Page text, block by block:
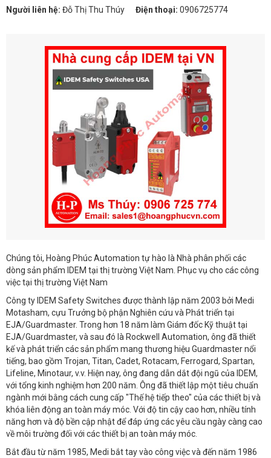
Người liên hệ: Đỗ Thị Thu Thúy Điện thoại: 0906725774
Chúng tôi, Hoàng Phúc Automation tự hào là Nhà phân phối các
dòng sản phẩm IDEM tại thị trường Việt Nam. Phục vụ cho các công
việc tại thị trường Việt Nam
Công ty IDEM Safety Switches được thành lập năm 2003 bởi Medi
Motasham, cựu Trưởng bộ phận Nghiên cứu và Phát triển tại
EJA/Guardmaster. Trong hơn 18 năm làm Giám đốc Kỹ thuật tại
EJA/Guardmaster, và sau đó là Rockwell Automation, ông đã thiết
kế và phát triển các sản phẩm mang thương hiệu Guardmaster nổi
tiếng, bao gồm Trojan, Titan, Cadet, Rotacam, Ferrogard, Spartan,
Lifeline, Minotaur, v.v. Hiện nay, ông đang dẫn dắt đội ngũ của IDEM,
với tổng kinh nghiệm hơn 200 năm. Ông đã thiết lập một tiêu chuẩn
ngành mới bằng cách cung cấp "Thế hệ tiếp theo" của các thiết bị và
khóa liên động an toàn máy móc. Với độ tin cậy cao hơn, nhiều tính
năng hơn và độ bền cập nhật để đáp ứng các yêu cầu ngày càng cao
về môi trường đối với các thiết bị an toàn máy móc.
Bắt đầu từ năm 1985, Medi bắt tay vào công việc và đến năm 1986